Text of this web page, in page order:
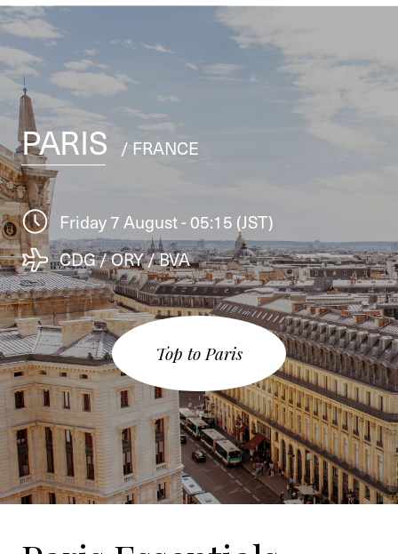
PARIS / FRANCE
Friday 7 August - 05:15 (JST)
CDG / ORY / BVA
Top to Paris